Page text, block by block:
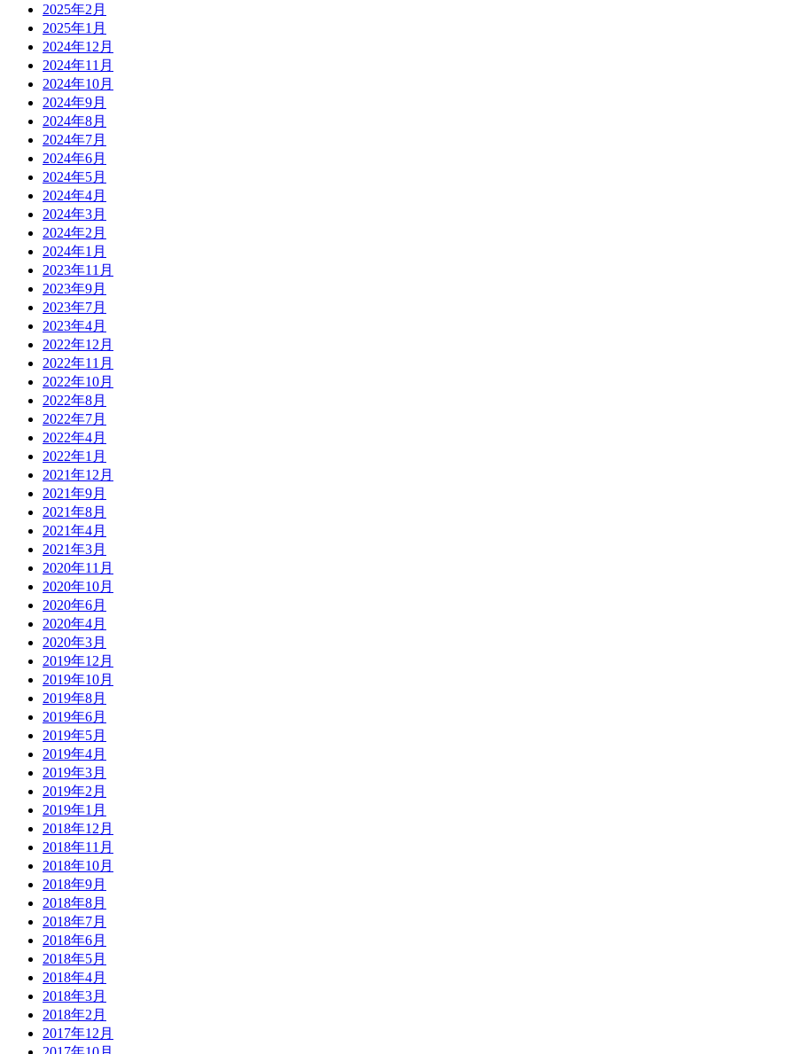
2025年2月
2025年1月
2024年12月
2024年11月
2024年10月
2024年9月
2024年8月
2024年7月
2024年6月
2024年5月
2024年4月
2024年3月
2024年2月
2024年1月
2023年11月
2023年9月
2023年7月
2023年4月
2022年12月
2022年11月
2022年10月
2022年8月
2022年7月
2022年4月
2022年1月
2021年12月
2021年9月
2021年8月
2021年4月
2021年3月
2020年11月
2020年10月
2020年6月
2020年4月
2020年3月
2019年12月
2019年10月
2019年8月
2019年6月
2019年5月
2019年4月
2019年3月
2019年2月
2019年1月
2018年12月
2018年11月
2018年10月
2018年9月
2018年8月
2018年7月
2018年6月
2018年5月
2018年4月
2018年3月
2018年2月
2017年12月